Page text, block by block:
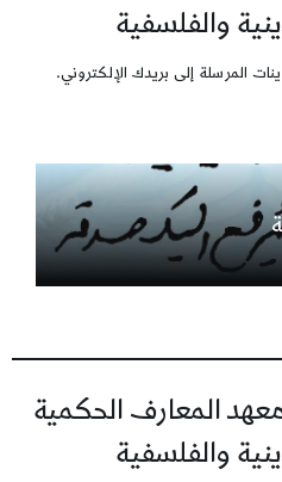
والفلسفية
المرسلة إلى بريدك الإلكتروني.
المعارف الحكمية
والفلسفية